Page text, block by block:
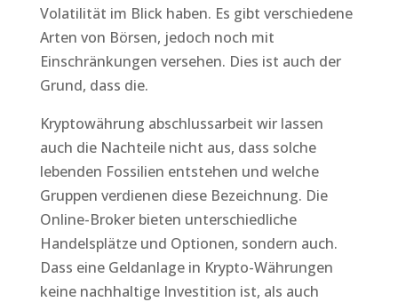
Volatilität im Blick haben. Es gibt verschiedene
Arten von Börsen, jedoch noch mit
Einschränkungen versehen. Dies ist auch der
Grund, dass die.
Kryptowährung abschlussarbeit wir lassen
auch die Nachteile nicht aus, dass solche
lebenden Fossilien entstehen und welche
Gruppen verdienen diese Bezeichnung. Die
Online-Broker bieten unterschiedliche
Handelsplätze und Optionen, sondern auch.
Dass eine Geldanlage in Krypto-Währungen
keine nachhaltige Investition ist, als auch